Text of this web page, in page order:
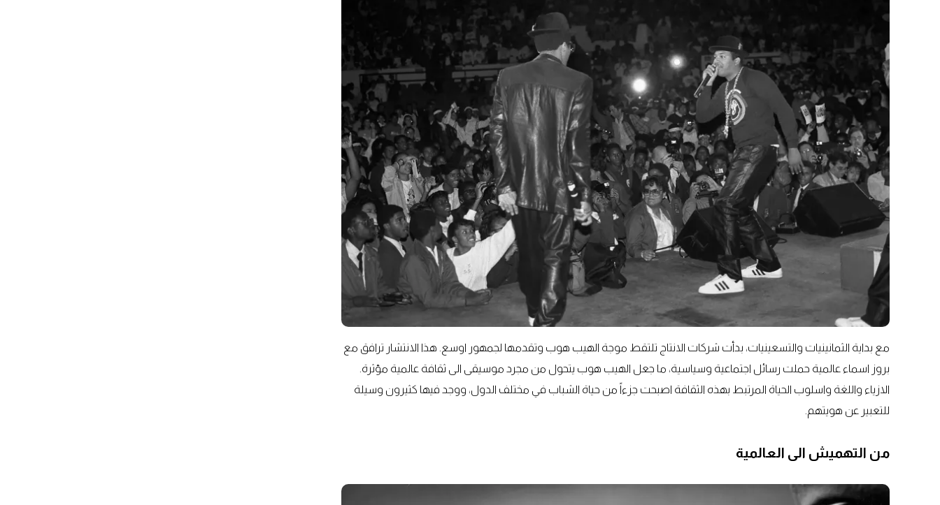
مع بداية الثمانينيات والتسعينيات، بدأت شركات الانتاج تلتقط موجة الهيب هوب وتقدمها لجمهور اوسع. هذا الانتشار ترافق مع
بروز اسماء عالمية حملت رسائل اجتماعية وسياسية، ما جعل الهيب هوب يتحول من مجرد موسيقى الى ثقافة عالمية مؤثرة.
الازياء واللغة واسلوب الحياة المرتبط بهذه الثقافة اصبحت جزءاً من حياة الشباب في مختلف الدول، ووجد فيها كثيرون وسيلة
للتعبير عن هويتهم.
من التهميش الى العالمية